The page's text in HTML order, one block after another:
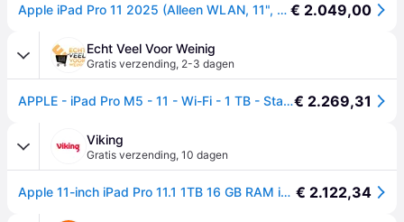
Apple iPad Pro 11 2025 (Alleen WLAN, 11", 1000GB, Ruimte Zwart), Tablet, Zwart € 2.049,00
Echt Veel Voor Weinig
Gratis verzending, 2-3 dagen
APPLE - iPad Pro M5 - 11 - Wi-Fi - 1 TB - Standaard glas - Space Black€ 2.269,31
Viking
Gratis verzending, 10 dagen
Apple 11-inch iPad Pro 11.1 1TB 16 GB RAM iPadOS Zwart MDWP4TY/A € 2.122,34